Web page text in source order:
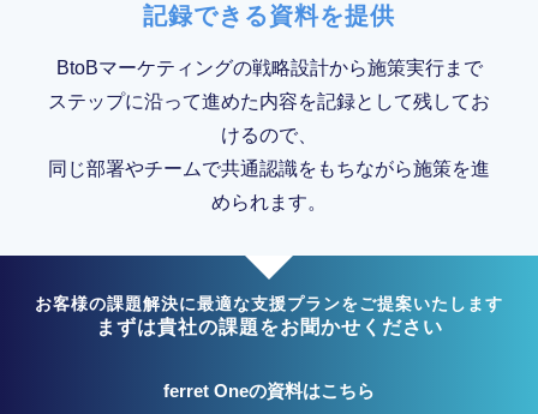
記録できる資料を提供
BtoBマーケティングの戦略設計から施策実行まで
ステップに沿って進めた内容を記録として残してお
けるので、
同じ部署やチームで共通認識をもちながら施策を進
められます。
お客様の課題解決に最適な支援プランをご提案いたします
まずは貴社の課題をお聞かせください
ferret Oneの資料はこちら